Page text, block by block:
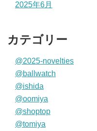
2025年6月
カテゴリー
@2025-novelties
@ballwatch
@ishida
@oomiya
@shoptop
@tomiya